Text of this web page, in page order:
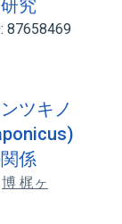
究
87658469
ツキノ
係
博 梶ヶ